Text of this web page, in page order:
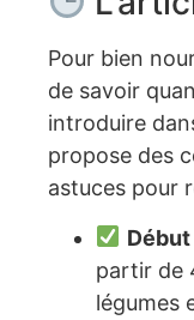
Pour bien
de savoir
introduire
propose des
astuces pour
partir de
légumes